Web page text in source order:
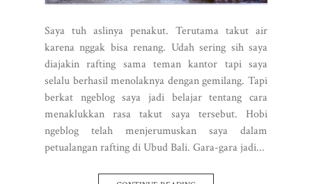
Saya tuh aslinya penakut. Terutama takut air
karena nggak bisa renang. Udah sering sih saya
diajakin rafting sama teman kantor tapi saya
selalu berhasil menolaknya dengan gemilang. Tapi
berkat ngeblog saya jadi belajar tentang cara
menaklukkan rasa takut saya tersebut. Hobi
ngeblog telah menjerumuskan saya dalam
petualangan rafting di Ubud Bali. Gara-gara jadi...